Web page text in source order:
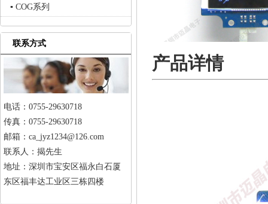
产品详情
▪ COG系列
联系方式
电话：0755-29630718
传真：0755-29630718
邮箱：ca_jyz1234@126.com
联系人：揭先生
地址：深圳市宝安区福永白石厦
东区福丰达工业区三栋四楼